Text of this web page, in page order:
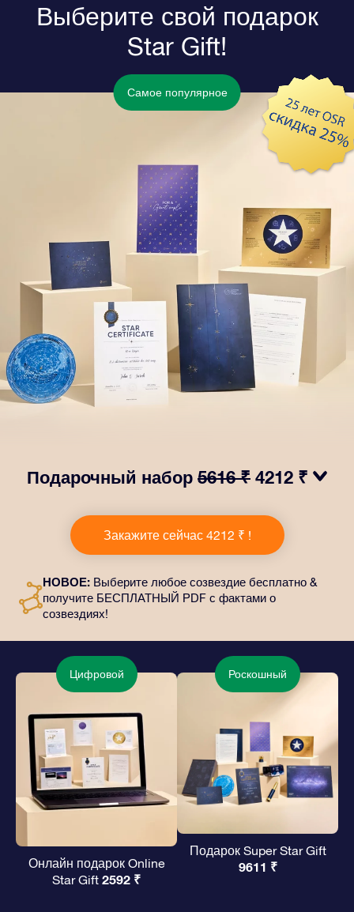
Выберите свой подарок
Star Gift!
Самое популярное
Подарочный набор 5616 ₹ 4212 ₹
заблестели с нашим подарочным набором OSR! В
него входит красивый конверт и
персонализированные документы, которые будут
цифровые материалы и возможность бесплатно
пользоваться нашими приложениями. Это
волшебный и вечный подарок друзьям и любимым.
Закажите сейчас 4212 ₹ !
НОВОЕ: Выберите любое созвездие бесплатно &
получите БЕСПЛАТНЫЙ PDF с фактами о
созвездиях!
Цифровой
Онлайн подарок Online
Star Gift 2592 ₹
Роскошный
Подарок Super Star Gift
9611 ₹